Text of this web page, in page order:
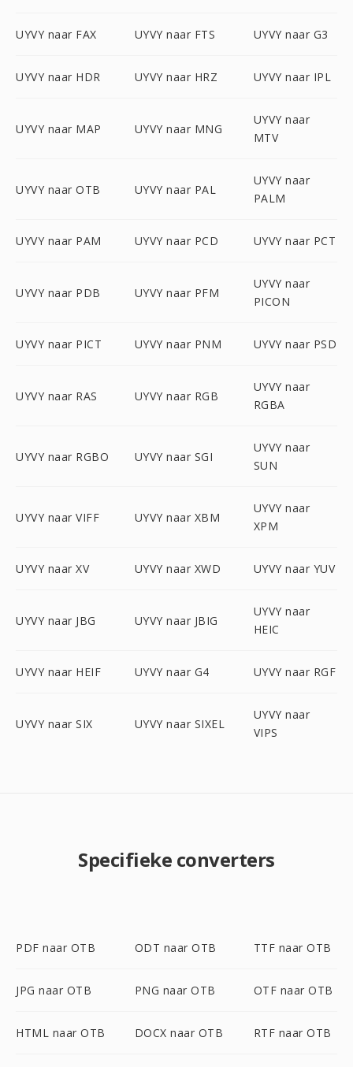
UYVY naar FAX UYVY naar FTS UYVY naar G3
UYVY naar HDR UYVY naar HRZ UYVY naar IPL
UYVY naar MAP UYVY naar MNG
UYVY naar
MTV
UYVY naar OTB UYVY naar PAL
UYVY naar
PALM
UYVY naar PAM UYVY naar PCD UYVY naar PCT
UYVY naar PDB UYVY naar PFM
UYVY naar
PICON
UYVY naar PICT UYVY naar PNM UYVY naar PSD
UYVY naar RAS UYVY naar RGB
UYVY naar
RGBA
UYVY naar RGBO UYVY naar SGI
UYVY naar
SUN
UYVY naar VIFF UYVY naar XBM
UYVY naar
XPM
UYVY naar XV UYVY naar XWD UYVY naar YUV
UYVY naar JBG UYVY naar JBIG
UYVY naar
HEIC
UYVY naar HEIF UYVY naar G4 UYVY naar RGF
UYVY naar SIX UYVY naar SIXEL
UYVY naar
VIPS
Specifieke converters
PDF naar OTB ODT naar OTB TTF naar OTB
JPG naar OTB PNG naar OTB OTF naar OTB
HTML naar OTB DOCX naar OTB RTF naar OTB